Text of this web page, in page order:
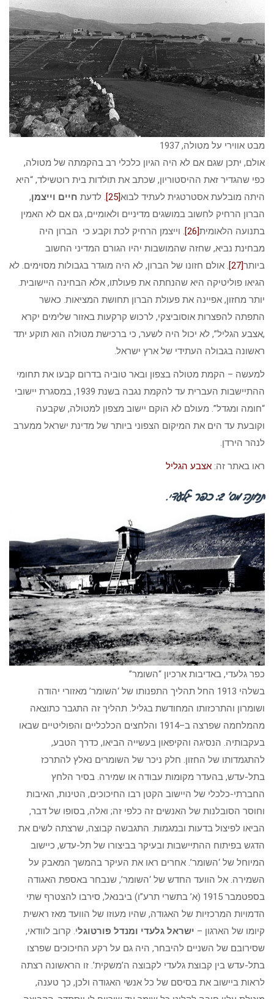
מבט אווירי על מטולה, 1937
אולם, יתכן שגם אם לא היה הגיון כלכלי רב בהקמתה של מטולה,
כפי שהגדיר זאת ההיסטוריון, שכתב את תולדות בית רוטשילד, “היא
היתה מובלעת אסטרטגית לעתיד לבוא[25] . לדעת חיים וייצמן,
הברון הרחיק לחשוב במושגים מדיניים ולאומיים, גם אם לא האמין
בתנועה הלאומית[26]
. וייצמן הרחיק לכת וקבע כי הברון היה
מבחינת נביא, שחזה שהמושבות יהיו הגורם המדיני החשוב
ביותר[27]
. אולם חזונו של הברון, לא היה מוגדר בגבולות מסוימים. לא
הגיאו פוליטיקה היא שהנחתה את פעולתו, אלא הבחינה היישובית.
יותר מחזון, אפיינה את פעולת הברון תחושת המציאות. כאשר
התפתה להפצרות אוסוביצקי, לרכוש קרקעות באזור שלימים יקרא
,אצבע הגליל”, לא יכול היה לשער, כי ברכישת מטולה הוא תוקע יתד
ראשונה בגבולה העתידי של ארץ ישראל.
למעשה – הקמת מטולה בצפון ובאר טוביה בדרום קבעו את תחומי
ההתיישבות העברית עד להקמת נגבה בשנת 1939, במסגרת יישובי
“חומה ומגדל”. מעולם לא הוקם יישוב מצפון למטולה, שקבעה
וקובעת עד הים את המיקום הצפוני ביותר של מדינת ישראל ממערב
לנהר הירדן.
ראו באתר זה: אצבע הגליל
תחנה מס’ 2: כפר גלעד י.
כפר גלעדי, באדיבות ארכיון “השומר”
בשלהי 1913 החל תהליך התפנותו של ‘השומר’ מאזורי יהודה
ושומרון והתרכזותו המחודשת בגליל. תהליך זה התגבר כתוצאה
מהמלחמה שפרצה ב–1914 והלחצים הכלכליים והפוליטיים שבאו
בעקבותיה. הנסיגה והקיפאון בעשייה הביאו, כדרך הטבע,
להתגמדותו של החזון. חלק ניכר של השומרים נאלץ להתרכז
בתל-עדש, בהעדר מקומות עבודה או שמירה. בסיר הלחץ
החברתי-כלכלי של היישוב הקטן רבו החיכוכים, הטינות, האיבות
וחוסר הסובלנות של האנשים זה כלפי זה; ואלה, בסופו של דבר,
הביאו לפיצול בדעות ובמגמות. התגבשה קבוצה, שרצתה לשים את
הדגש בפיתוח ההתיישבות ובעיקר בביצורו של תל-עדש, כיישוב
המיוחל של ‘השומר’. אחרים ראו את העיקר בהמשך המאבק על
השמירה. אל הוועד החדש של ‘השומר’, שנבחר באספת האגודה
בספטמבר 1915 (א’ בתשרי תרע”ו) ביבנאל, סירבו להצטרף שתי
הדמויות המרכזיות של האגודה, שהיו מעוזו של הוועד מאז ראשית
קיומו של הארגון – ישראל גלעדי ומנדל פורטוגלי. קרוב לוודאי,
שסירובם של השניים להיבחר, היה גם על רקע החיכוכים שפרצו
בתל-עדש בין קבוצת גלעדי לקבוצה ה’משקית’. זו הראשונה רצתה
לראות ביישוב את בסיסם של כל אנשי האגודה ולכן, כך טענה,